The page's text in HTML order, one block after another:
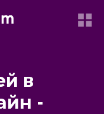
в
-